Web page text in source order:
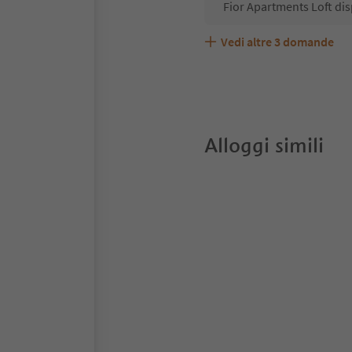
Fior Apartments Loft
Fior Apartments Loft
Quali servizi/attività
Gli ospiti di Fior
Vedi altre 3 domande
Alloggi simili